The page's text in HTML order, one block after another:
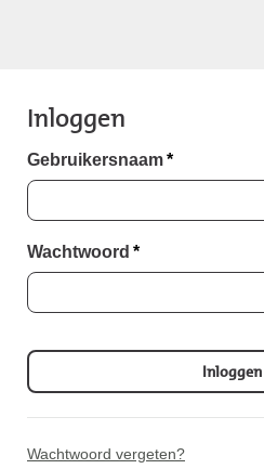
Inloggen
Gebruikersnaam*
Wachtwoord *
Inloggen
Wachtwoord vergeten?